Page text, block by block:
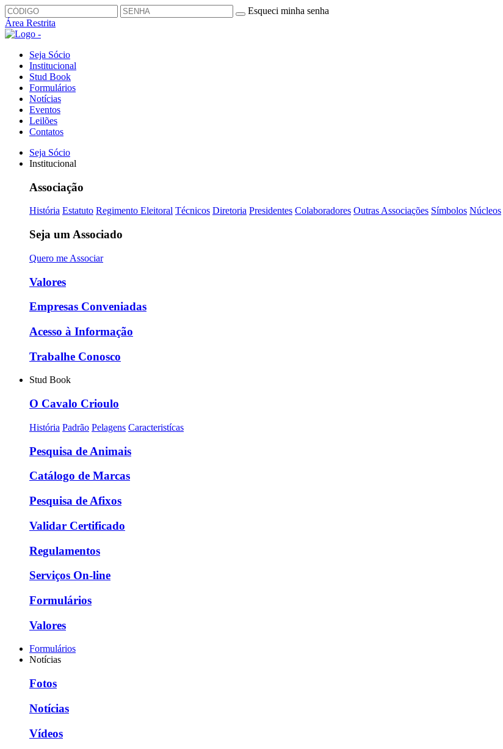
Esqueci minha senha
Área Restrita
Seja Sócio
Institucional
Stud Book
Formulários
Notícias
Eventos
Leilões
Contatos
Seja Sócio
Institucional
Associação
História Estatuto Regimento Eleitoral Técnicos Diretoria Presidentes Colaboradores Outras Associações Símbolos Núcleos
Seja um Associado
Quero me Associar
Valores
Empresas Conveniadas
Acesso à Informação
Trabalhe Conosco
Stud Book
O Cavalo Crioulo
História Padrão Pelagens Caracteristícas
Pesquisa de Animais
Catálogo de Marcas
Pesquisa de Afixos
Validar Certificado
Regulamentos
Serviços On-line
Formulários
Valores
Formulários
Notícias
Fotos
Notícias
Vídeos